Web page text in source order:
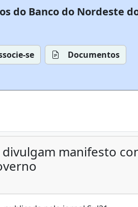
do Banco do Nordeste
se
Documentos
manifesto